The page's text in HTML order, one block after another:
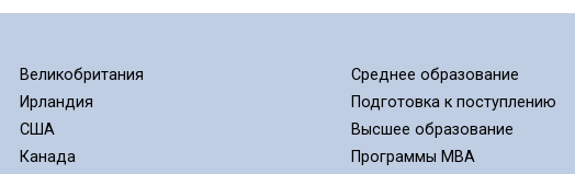
Великобритания
Ирландия
США
Канада
Среднее образование
Подготовка к поступлению
Высшее образование
Программы MBA